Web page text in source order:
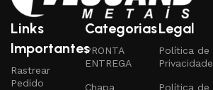
Links
Importantes
Rastrear
Pedido
Categorias
PRONTA
ENTREGA
Chapa
Legal
Política de
Privacidade
Política de